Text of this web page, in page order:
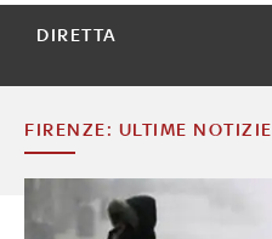
DIRETTA
FIRENZE: ULTIME NOTIZIE